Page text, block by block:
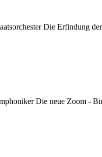
Die Erfindung
Die neue Zoom -